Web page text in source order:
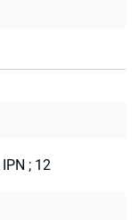
; 12